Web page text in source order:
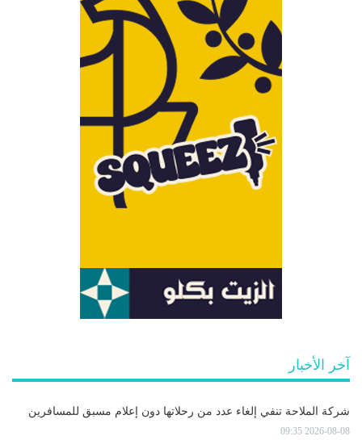
آخر الأخبار
شركة الملاحة تنفي إلغاء عدد من رحلاتها دون إعلام مسبق للمسافرين
2026-08-08 09:35